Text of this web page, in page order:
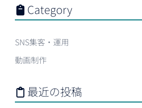
送
Category
SNS集客・運用
動画制作
最近の投稿